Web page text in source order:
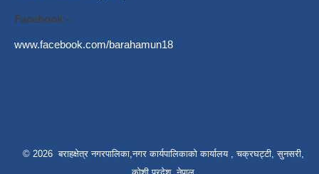
Facebook:-
www.facebook.com/barahamun18
© 2026 बराहक्षेत्र नगरपालिका,नगर कार्यपालिकाको कार्यालय , चक्रघट्टी, सुनसरी,